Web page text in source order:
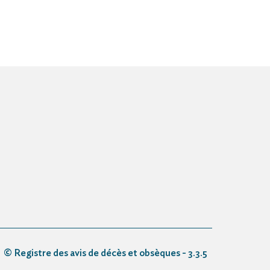
© Registre des avis de décès et obsèques - 3.3.5